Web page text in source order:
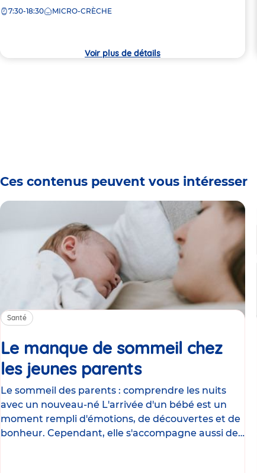
la7:30-18:30 MICRO-CRÈCHE
Voir plus de détails
Ces contenus peuvent vous intéresser
Santé
Le manque de sommeil chez
les jeunes parentsArticle
Le sommeil des parents : comprendre les nuits
avec un nouveau-né L'arrivée d'un bébé est un
moment rempli d'émotions, de découvertes et de
bonheur. Cependant, elle s'accompagne aussi de